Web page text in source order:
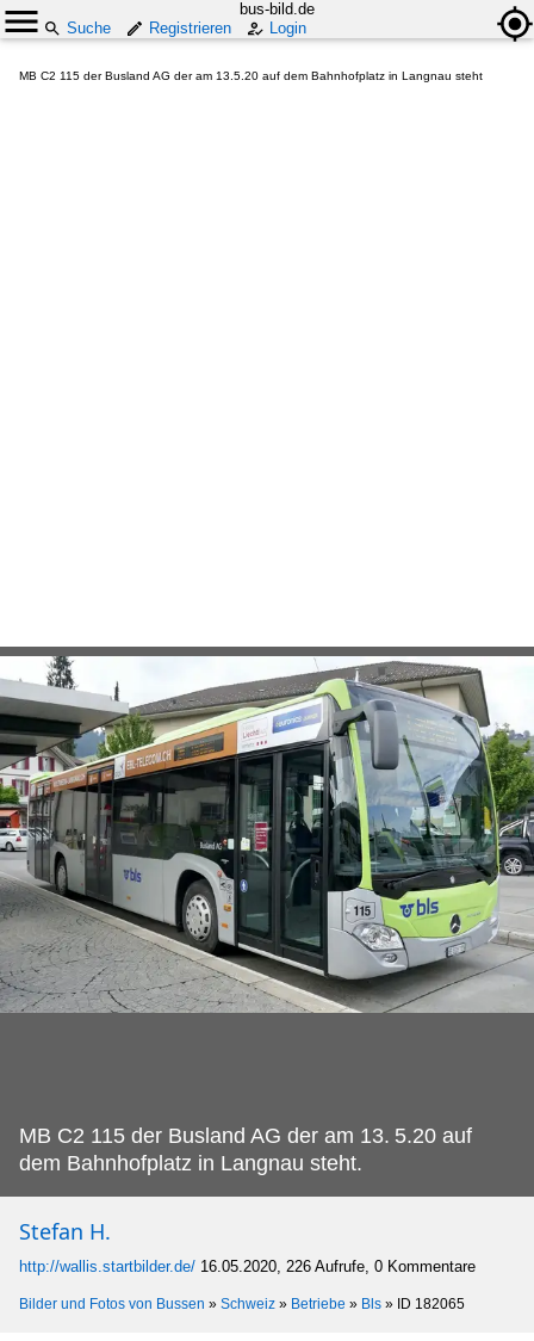
bus-bild.de
Suche
Registrieren Login
MB C2 115 der Busland AG der am 13.5.20 auf dem Bahnhofplatz in Langnau steht
MB C2 115 der Busland AG der am 13. 5.20 auf
dem Bahnhofplatz in Langnau steht.
Stefan H.
http://wallis.startbilder.de/ 16.05.2020, 226 Aufrufe, 0 Kommentare
Bilder und Fotos von Bussen » Schweiz » Betriebe » Bls » ID 182065